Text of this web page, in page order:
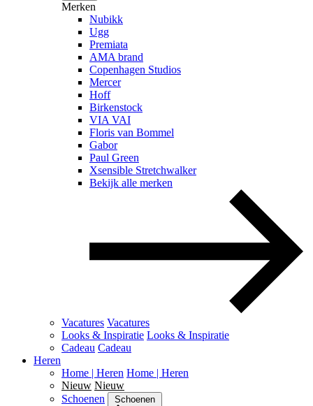
Merken
Nubikk
Ugg
Premiata
AMA brand
Copenhagen Studios
Mercer
Hoff
Birkenstock
VIA VAI
Floris van Bommel
Gabor
Paul Green
Xsensible Stretchwalker
Bekijk alle merken
Vacatures Vacatures
Looks & Inspiratie Looks & Inspiratie
Cadeau Cadeau
Heren
Home | Heren Home | Heren
Nieuw Nieuw
Schoenen
Schoenen